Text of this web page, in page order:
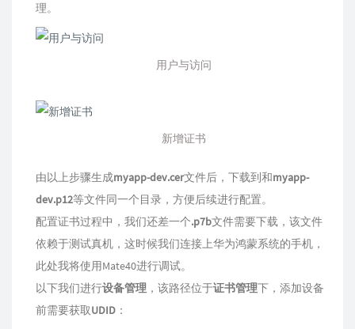
理。
用户与访问
新增证书
由以上步骤生成myapp-dev.cer文件后，下载到和myapp-
dev.p12等文件同一个目录，方便后续进行配置。
配置证书过程中，我们还差一个.p7b文件需要下载，该文件
依赖于测试真机，这时候我们连接上华为鸿蒙系统的手机，
此处我将使用Mate40进行调试。
以下我们进行设备管理 ，该路径位于证书管理下，添加设备
前需要获取UDID ：